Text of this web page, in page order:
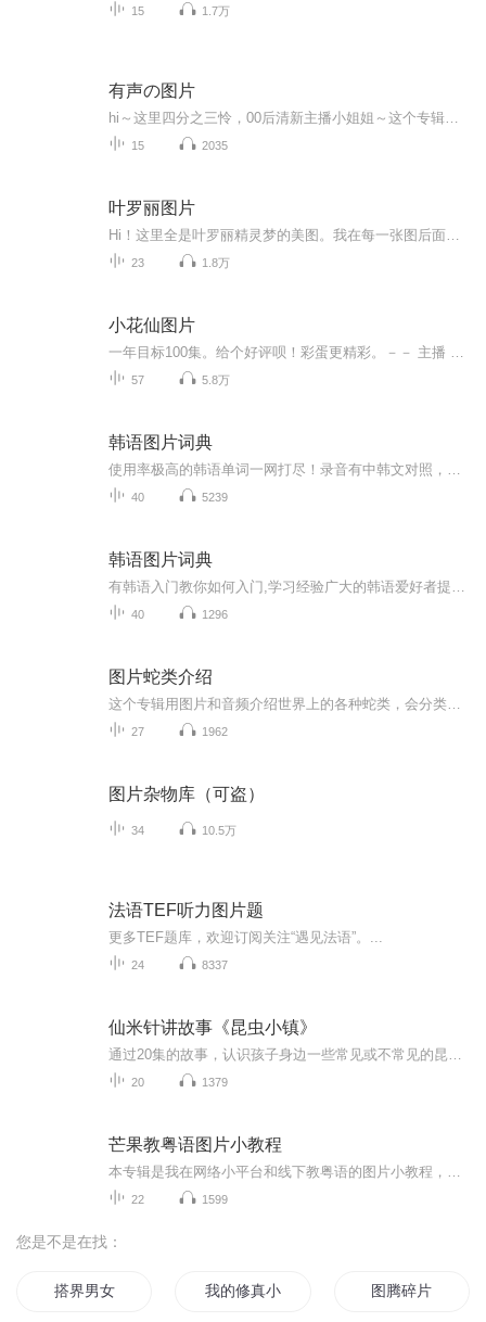
15 1.7万
有声の图片
15 2035
叶罗丽图片
23 1.8万
小花仙图片
57 5.8万
韩语图片词典
40 5239
韩语图片词典
40 1296
图片蛇类介绍
27 1962
图片杂物库（可盗）
34 10.5万
法语TEF听力图片题
更多TEF题库，欢迎订阅关注“遇见法语”。...
24 8337
仙米针讲故事《昆虫小镇》
20 1379
芒果教粤语图片小教程
22 1599
您是不是在找：
搭界男女 我的修真小米三 图腾碎片